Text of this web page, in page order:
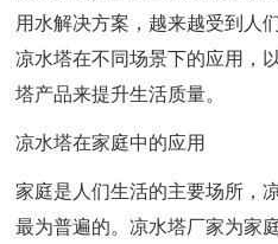
用水解决方案，越来越受到人
凉水塔在不同场景下的应用，
塔产品来提升生活质量。
凉水塔在家庭中的应用
家庭是人们生活的主要场所，
最为普遍的。凉水塔厂家为家